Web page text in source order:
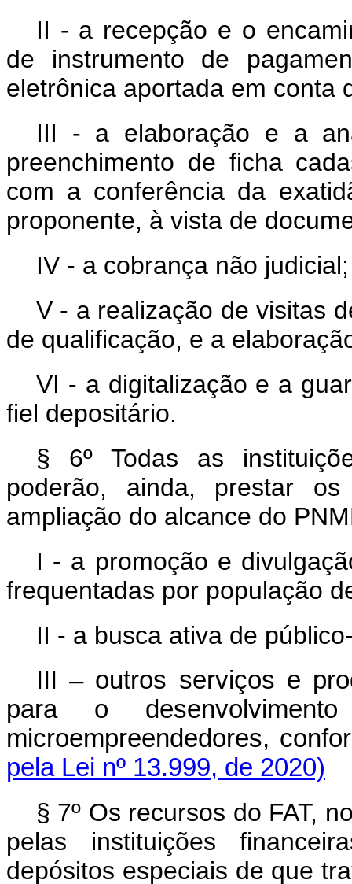
II - a recepção e o
de instrumento de
eletrônica aportada em conta
III - a elaboração e a
preenchimento de ficha
com a conferência da
proponente, à vista de
IV - a cobrança não judicial;
V - a realização de visitas
de qualificação, e a
VI - a digitalização e a
fiel depositário.
§ 6º Todas as
poderão, ainda, prestar
ampliação do alcance do
I - a promoção e
frequentadas por população
II - a busca ativa de
III – outros serviços e
para o
microempreendedores,
pela Lei nº 13.999, de 2020)
§ 7º Os recursos do FAT,
pelas instituições
depósitos especiais de que